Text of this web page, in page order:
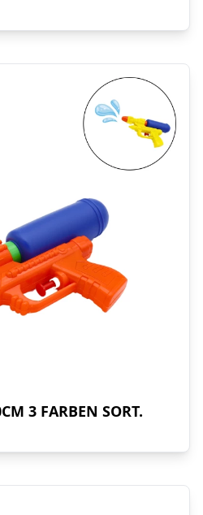
3 FARBEN SORT.